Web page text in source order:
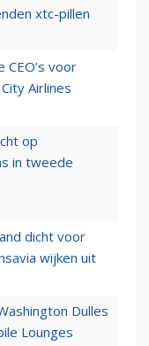
xtc-pillen
CEO’s voor
Airlines
op
in tweede
dicht voor
wijken uit
Dulles
Lounges